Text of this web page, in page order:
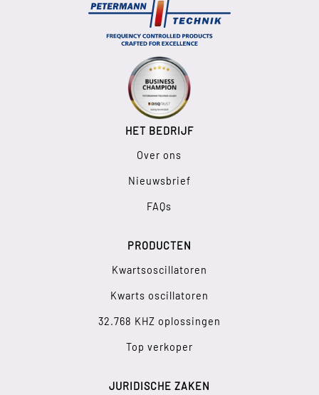
HET BEDRIJF
Over ons
Nieuwsbrief
FAQs
PRODUCTEN
Kwartsoscillatoren
Kwarts oscillatoren
32.768 KHZ oplossingen
Top verkoper
JURIDISCHE ZAKEN